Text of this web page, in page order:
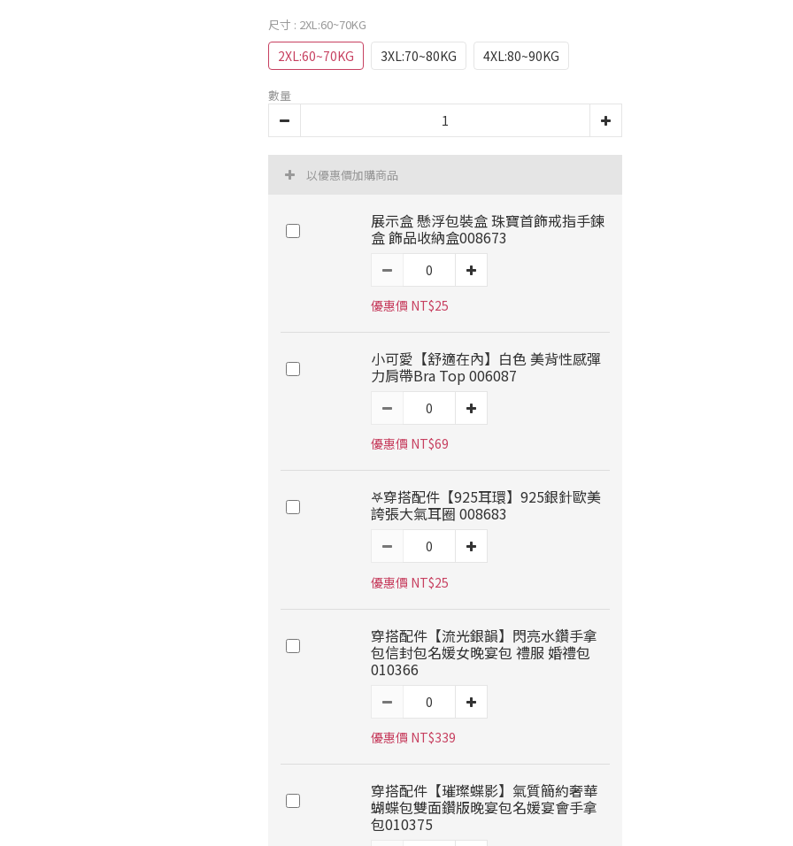
尺寸 : 2XL:60~70KG
2XL:60~70KG 3XL:70~80KG 4XL:80~90KG
數量
以優惠價加購商品
展示盒 懸浮包裝盒 珠寶首飾戒指手鍊
盒 飾品收納盒008673
優惠價 NT$25
小可愛【舒適在內】白色 美背性感彈
力肩帶Bra Top 006087
優惠價 NT$69
𖤐穿搭配件【925耳環】925銀針歐美
誇張大氣耳圈 008683
優惠價 NT$25
穿搭配件【流光銀韻】閃亮水鑽手拿
包信封包名媛女晚宴包 禮服 婚禮包
010366
優惠價 NT$339
穿搭配件【璀璨蝶影】氣質簡約奢華
蝴蝶包雙面鑽版晚宴包名媛宴會手拿
包010375